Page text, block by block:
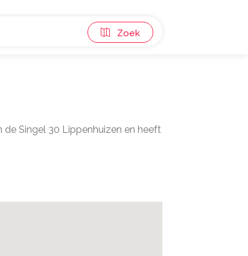
Zoek
de Singel 30 Lippenhuizen en heeft